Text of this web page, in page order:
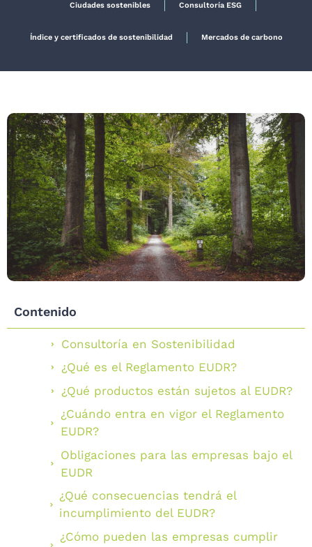
Ciudades sostenibles Consultoría ESG
Índice y certificados de sostenibilidad Mercados de carbono
Contenido
Consultoría en Sostenibilidad
¿Qué es el Reglamento EUDR?
¿Qué productos están sujetos al EUDR?
¿Cuándo entra en vigor el Reglamento
EUDR?
Obligaciones para las empresas bajo el
EUDR
¿Qué consecuencias tendrá el
incumplimiento del EUDR?
¿Cómo pueden las empresas cumplir